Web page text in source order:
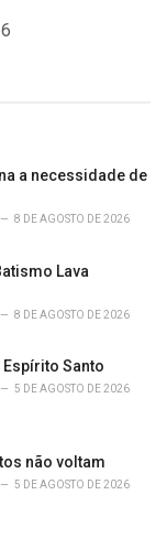
a necessidade de
8 DE AGOSTO DE 2026
Lava
8 DE AGOSTO DE 2026
Santo
5 DE AGOSTO DE 2026
não voltam
5 DE AGOSTO DE 2026